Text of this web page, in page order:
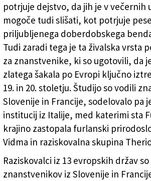
Zlati šakal na arhivskem posnetku
potrjuje dejstvo, da jih je v večernih
mogoče tudi slišati, kot potrjuje
priljubljenega doberdobskega
Tudi zaradi tega je ta živalska vrsta
za znanstvenike, ki so ugotovili, da
zlatega šakala po Evropi ključno
19. in 20. stoletju. Študijo so vodili
Slovenije in Francije, sodelovalo pa
institucij iz Italije, med katerimi sta
krajino zastopala furlanski
Vidma in raziskovalna skupina
Raziskovalci iz 13 evropskih držav
znanstvenikov iz Slovenije in